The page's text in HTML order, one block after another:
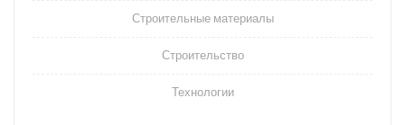
Строительные материалы
Строительство
Технологии